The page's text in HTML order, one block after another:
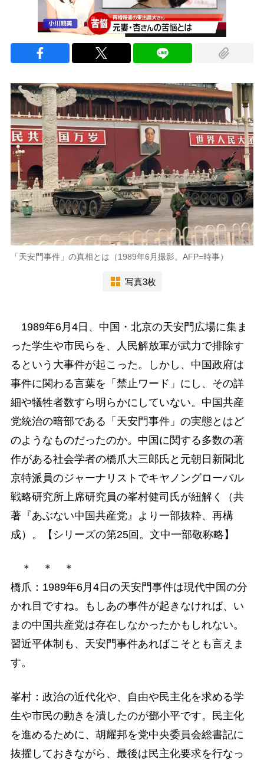
「天安門事件」の真相とは（1989年6月撮影。AFP=時事）
写真3枚
1989年6月4日、中国・北京の天安門広場に集ま
った学生や市民らを、人民解放軍が武力で排除す
るという大事件が起こった。しかし、中国政府は
事件に関わる言葉を「禁止ワード」にし、その詳
細や犠牲者数すら明らかにしていない。中国共産
党統治の暗部である「天安門事件」の実態とはど
のようなものだったのか。中国に関する多数の著
作がある社会学者の橋爪大三郎氏と元朝日新聞北
京特派員のジャーナリストでキヤノングローバル
戦略研究所上席研究員の峯村健司氏が紐解く（共
著『あぶない中国共産党』より一部抜粋、再構
成）。【シリーズの第25回。文中一部敬称略】
＊ ＊ ＊
橋爪：1989年6月4日の天安門事件は現代中国の分
かれ目ですね。もしあの事件が起きなければ、い
まの中国共産党は存在しなかったかもしれない。
習近平体制も、天安門事件あればこそとも言えま
す。
峯村：政治の近代化や、自由や民主化を求める学
生や市民の動きを潰したのが鄧小平です。民主化
を進めるために、胡耀邦を党中央委員会総書記に
抜擢しておきながら、最後は民主化要求を行なっ